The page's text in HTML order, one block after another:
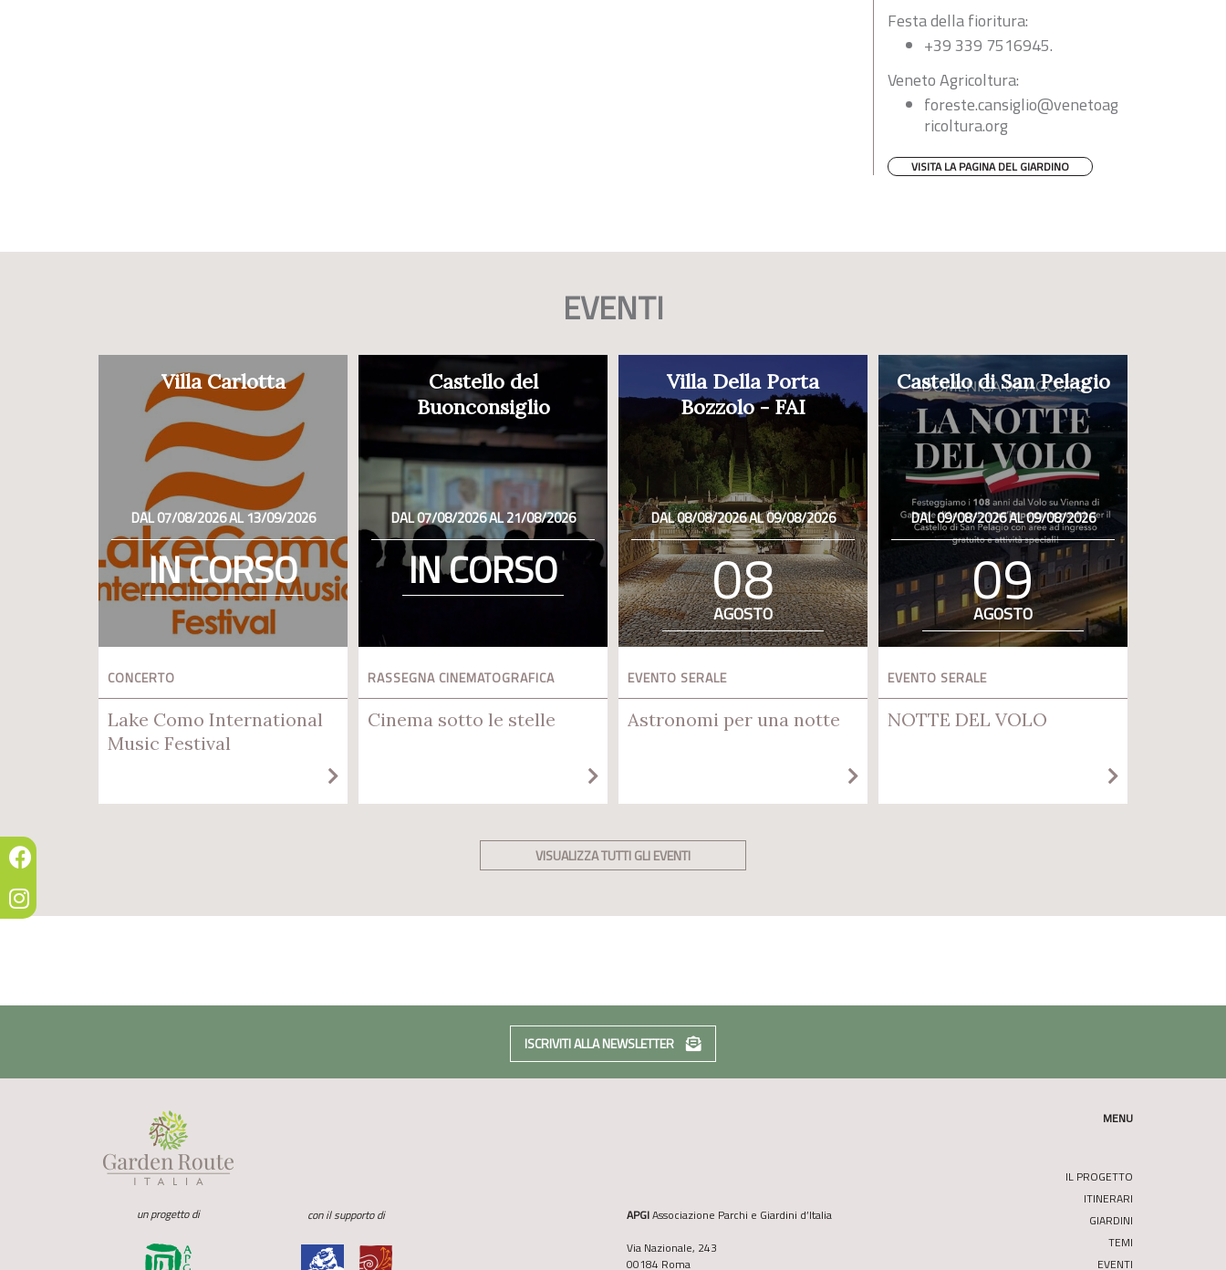
Festa della fioritura:
+39 339 7516945.
Veneto Agricoltura:
foreste.cansiglio@venetoag
ricoltura.org
VISITA LA PAGINA DEL GIARDINO
EVENTI
Villa Carlotta
DAL 07/08/2026 AL 13/09/2026
IN CORSO
CONCERTO
Lake Como International
Music Festival
Castello del
Buonconsiglio
DAL 07/08/2026 AL 21/08/2026
IN CORSO
RASSEGNA CINEMATOGRAFICA
Cinema sotto le stelle
Villa Della Porta
Bozzolo - FAI
DAL 08/08/2026 AL 09/08/2026
08
AGOSTO
EVENTO SERALE
Astronomi per una notte
Castello di San Pelagio
DAL 09/08/2026 AL 09/08/2026
09
AGOSTO
EVENTO SERALE
NOTTE DEL VOLO
VISUALIZZA TUTTI GLI EVENTI
ISCRIVITI ALLA NEWSLETTER
un progetto di con il supporto di APGIAssociazione Parchi e Giardini d’Italia
Via Nazionale, 243
00184 Roma
MENU
IL PROGETTO
ITINERARI
GIARDINI
TEMI
EVENTI